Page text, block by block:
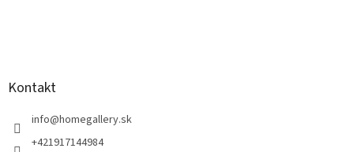
Kontakt
info@homegallery.sk
+421917144984